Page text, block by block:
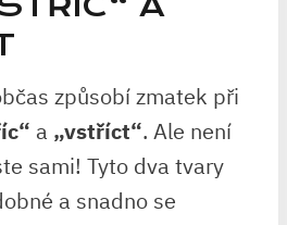
způsobí zmatek při
​a „vstříct“. ⁤Ale není
sami!⁣ Tyto dva tvary
a snadno se